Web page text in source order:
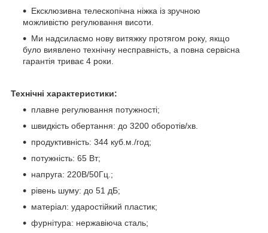
Ексклюзивна телескопічна ніжка із зручною
можливістю регулювання висоти.
Ми надсилаємо нову витяжку протягом року, якщо
було виявлено технічну несправність, а повна сервісна
гарантія триває 4 роки.
Технічні характеристики:
плавне регулювання потужності;
швидкість обертання: до 3200 оборотів/хв.
продуктивність: 344 куб.м./год;
потужність: 65 Вт;
напруга: 220В/50Гц.;
рівень шуму: до 51 дБ;
матеріал: ударостійкий пластик;
фурнітура: нержавіюча сталь;